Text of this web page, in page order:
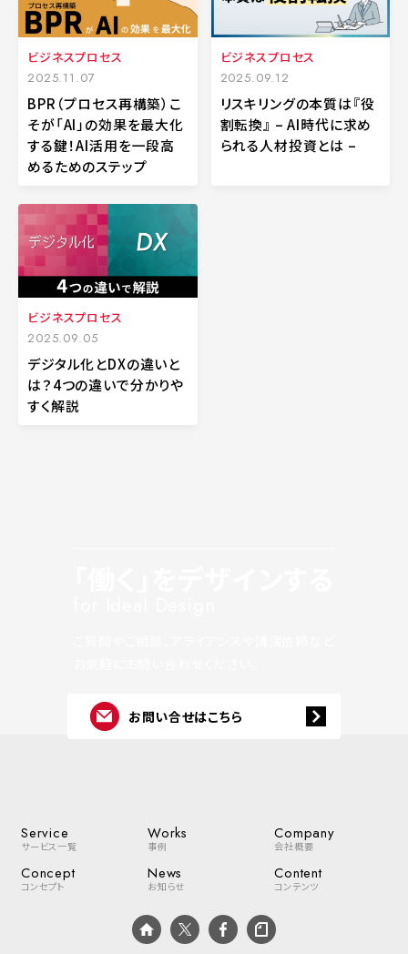
ビジネスプロセス
2025.11.07
BPR（プロセス再構築）こ
そが「AI」の効果を最大化
する鍵！AI活用を一段高
めるためのステップ
ビジネスプロセス
2025.09.12
リスキリングの本質は『役
割転換』 – AI時代に求め
られる人材投資とは –
ビジネスプロセス
2025.09.05
デジタル化とDXの違いと
は？4つの違いで分かりや
すく解説
お問い合せはこちら
Service
サービス一覧
Works
事例
Company
会社概要
Concept
コンセプト
News
お知らせ
Content
コンテンツ